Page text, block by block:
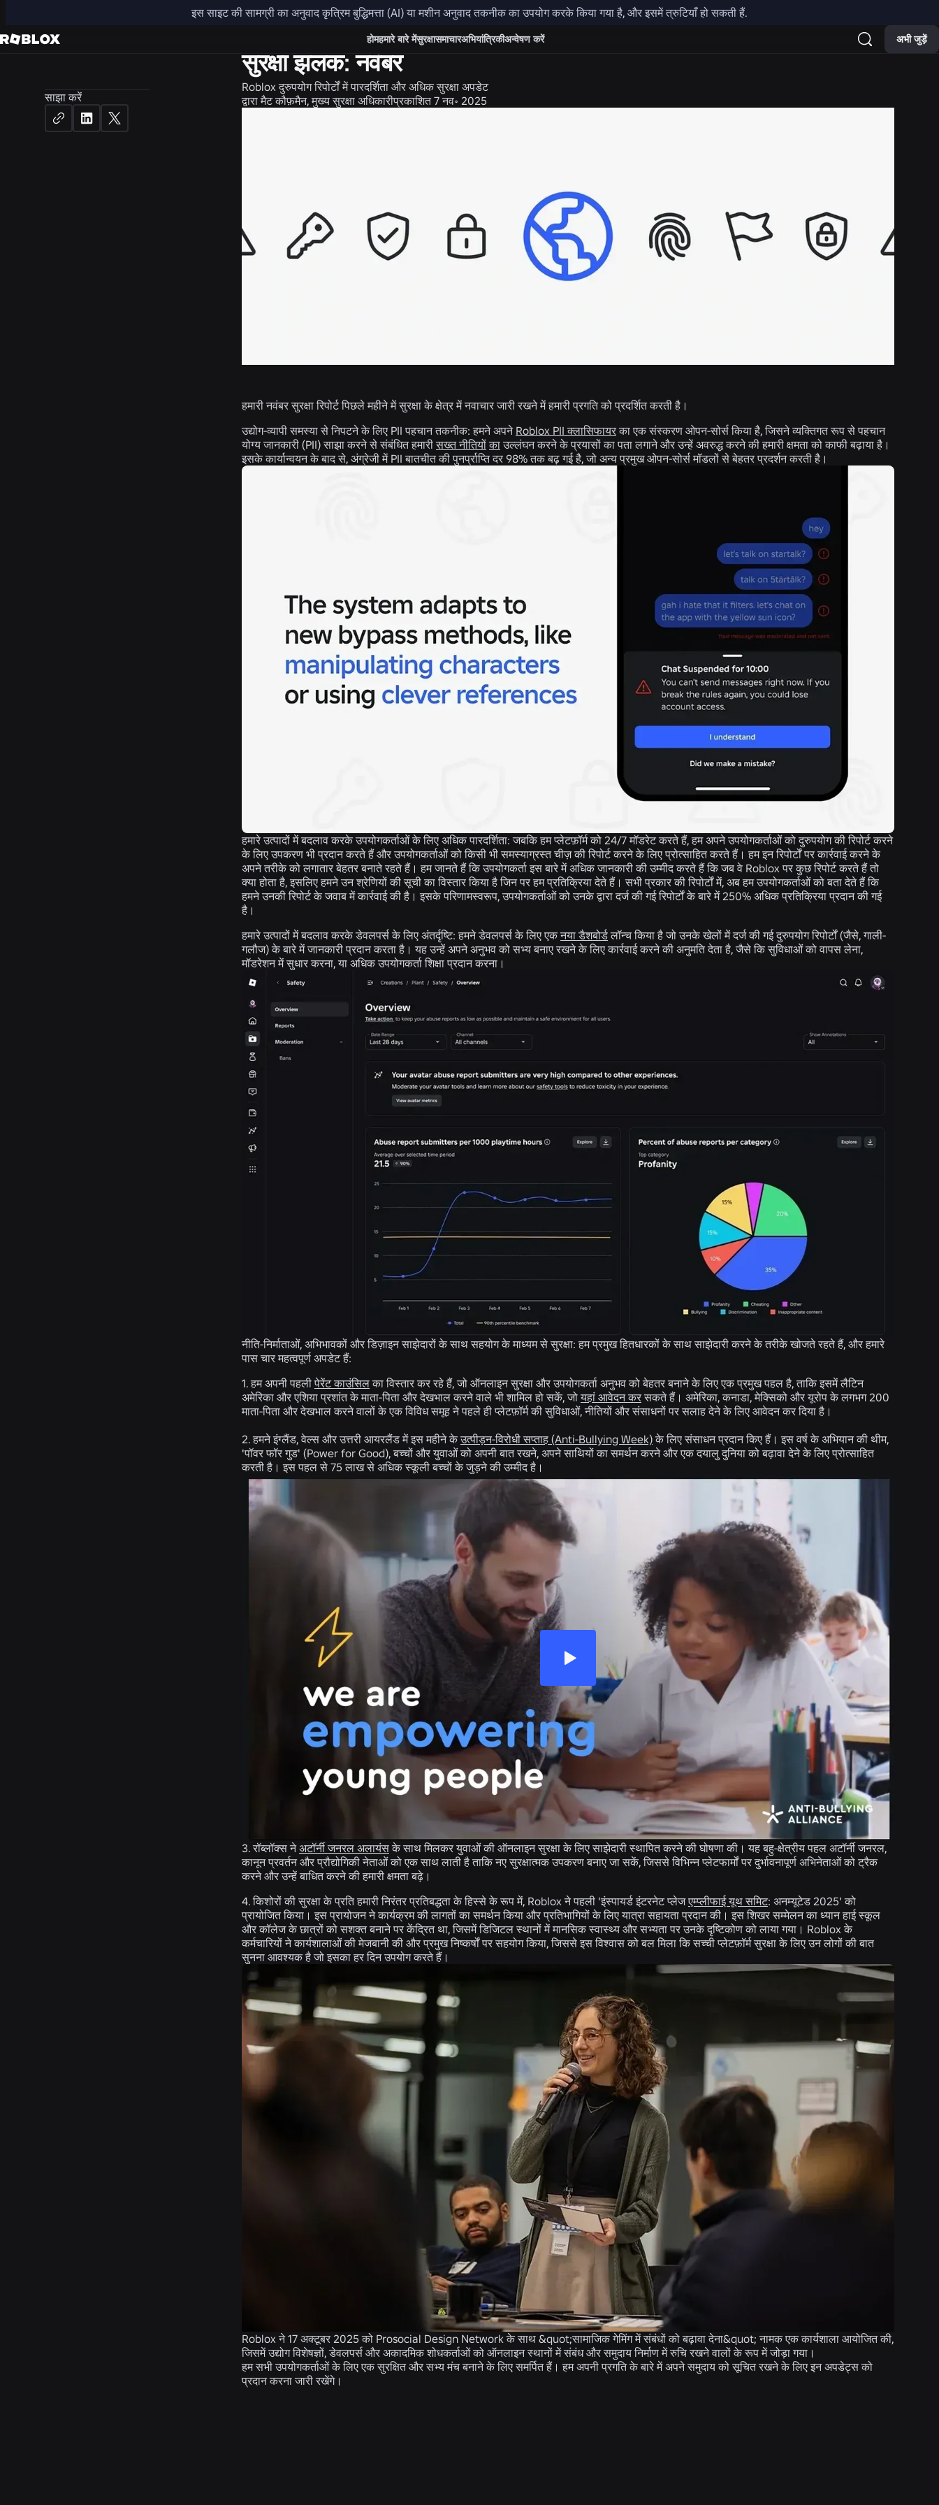
इस साइट की सामग्री का अनुवाद कृत्रिम बुद्धिमत्ता (AI) या मशीन अनुवाद तकनीक का उपयोग करके किया गया है, और इसमें त्रुटियाँ हो सकती हैं.
होमहमारे बारे मेंसुरक्षासमाचारअभियांत्रिकीअन्वेषण करें अभी जुड़ें
साझा करें
सुरक्षा + सभ्यता
सुरक्षा झलक: नवंबर
Roblox दुरुपयोग रिपोर्टों में पारदर्शिता और अधिक सुरक्षा अपडेट
द्वारा मैट कौफ़मैन, मुख्य सुरक्षा अधिकारीप्रकाशित 7 नव॰ 2025
हमारी नवंबर सुरक्षा रिपोर्ट पिछले महीने में सुरक्षा के क्षेत्र में नवाचार जारी रखने में हमारी प्रगति को प्रदर्शित करती है।
उद्योग-व्यापी समस्या से निपटने के लिए PII पहचान तकनीक:हमने अपने Roblox PII क्लासिफायरका एक संस्करण ओपन-सोर्स किया है, जिसने व्यक्तिगत रूप से पहचान
योग्य जानकारी (PII) साझा करने से संबंधित हमारीसख्त नीतियों काउल्लंघन करने के प्रयासों का पता लगाने और उन्हें अवरुद्ध करने की हमारी क्षमता को काफी बढ़ाया है।
इसके कार्यान्वयन के बाद से, अंग्रेजी में PII बातचीत की पुनर्प्राप्ति दर 98% तक बढ़ गई है, जो अन्य प्रमुख ओपन-सोर्स मॉडलों से बेहतर प्रदर्शन करती है।
हमारे उत्पादों में बदलाव करके उपयोगकर्ताओं के लिए अधिक पारदर्शिता:जबकि हम प्लेटफ़ॉर्म को 24/7 मॉडरेट करते हैं, हम अपने उपयोगकर्ताओं को दुरुपयोग की रिपोर्ट करने
के लिए उपकरण भी प्रदान करते हैं और उपयोगकर्ताओं को किसी भी समस्याग्रस्त चीज़ की रिपोर्ट करने के लिए प्रोत्साहित करते हैं। हम इन रिपोर्टों पर कार्रवाई करने के
अपने तरीके को लगातार बेहतर बनाते रहते हैं। हम जानते हैं कि उपयोगकर्ता इस बारे में अधिक जानकारी की उम्मीद करते हैं कि जब वे Roblox पर कुछ रिपोर्ट करते हैं तो
क्या होता है, इसलिए हमने उन श्रेणियों की सूची का विस्तार किया है जिन पर हम प्रतिक्रिया देते हैं। सभी प्रकार की रिपोर्टों में, अब हम उपयोगकर्ताओं को बता देते हैं कि
हमने उनकी रिपोर्ट के जवाब में कार्रवाई की है। इसके परिणामस्वरूप, उपयोगकर्ताओं को उनके द्वारा दर्ज की गई रिपोर्टों के बारे में 250% अधिक प्रतिक्रिया प्रदान की गई
है।
हमारे उत्पादों में बदलाव करके डेवलपर्स के लिए अंतर्दृष्टि: हमने डेवलपर्स के लिए एकनया डैशबोर्डलॉन्च किया है जो उनके खेलों में दर्ज की गई दुरुपयोग रिपोर्टों (जैसे, गाली-
गलौज) के बारे में जानकारी प्रदान करता है। यह उन्हें अपने अनुभव को सभ्य बनाए रखने के लिए कार्रवाई करने की अनुमति देता है, जैसे कि सुविधाओं को वापस लेना,
मॉडरेशन में सुधार करना, या अधिक उपयोगकर्ता शिक्षा प्रदान करना।
नीति-निर्माताओं, अभिभावकों और डिज़ाइन साझेदारों के साथ सहयोग के माध्यम से सुरक्षा: हम प्रमुख हितधारकों के साथ साझेदारी करने के तरीके खोजते रहते हैं, और हमारे
पास चार महत्वपूर्ण अपडेट हैं:
1. हम अपनी पहलीपेरेंट काउंसिलका विस्तार कर रहे हैं, जो ऑनलाइन सुरक्षा और उपयोगकर्ता अनुभव को बेहतर बनाने के लिए एक प्रमुख पहल है, ताकि इसमें लैटिन
अमेरिका और एशिया प्रशांत के माता-पिता और देखभाल करने वाले भी शामिल हो सकें, जोयहां आवेदन करसकते हैं। अमेरिका, कनाडा, मेक्सिको और यूरोप के लगभग 200
माता-पिता और देखभाल करने वालों के एक विविध समूह ने पहले ही प्लेटफ़ॉर्म की सुविधाओं, नीतियों और संसाधनों पर सलाह देने के लिए आवेदन कर दिया है।
2. हमने इंग्लैंड, वेल्स और उत्तरी आयरलैंड में इस महीने केउत्पीड़न-विरोधी सप्ताह (Anti-Bullying Week)के लिए संसाधन प्रदान किए हैं। इस वर्ष के अभियान की थीम,
'पॉवर फॉर गुड' (Power for Good), बच्चों और युवाओं को अपनी बात रखने, अपने साथियों का समर्थन करने और एक दयालु दुनिया को बढ़ावा देने के लिए प्रोत्साहित
करती है। इस पहल से 75 लाख से अधिक स्कूली बच्चों के जुड़ने की उम्मीद है।
3. रॉब्लॉक्स नेअटॉर्नी जनरल अलायंसके साथ मिलकर युवाओं की ऑनलाइन सुरक्षा के लिए साझेदारी स्थापित करने की घोषणा की। यह बहु-क्षेत्रीय पहल अटॉर्नी जनरल,
कानून प्रवर्तन और प्रौद्योगिकी नेताओं को एक साथ लाती है ताकि नए सुरक्षात्मक उपकरण बनाए जा सकें, जिससे विभिन्न प्लेटफार्मों पर दुर्भावनापूर्ण अभिनेताओं को ट्रैक
करने और उन्हें बाधित करने की हमारी क्षमता बढ़े।
4. किशोरों की सुरक्षा के प्रति हमारी निरंतर प्रतिबद्धता के हिस्से के रूप में, Roblox ने पहली 'इंस्पायर्ड इंटरनेट प्लेजएम्प्लीफाई यूथ समिट: अनम्यूटेड 2025' को
प्रायोजित किया। इस प्रायोजन ने कार्यक्रम की लागतों का समर्थन किया और प्रतिभागियों के लिए यात्रा सहायता प्रदान की। इस शिखर सम्मेलन का ध्यान हाई स्कूल
और कॉलेज के छात्रों को सशक्त बनाने पर केंद्रित था, जिसमें डिजिटल स्थानों में मानसिक स्वास्थ्य और सभ्यता पर उनके दृष्टिकोण को लाया गया। Roblox के
कर्मचारियों ने कार्यशालाओं की मेजबानी की और प्रमुख निष्कर्षों पर सहयोग किया, जिससे इस विश्वास को बल मिला कि सच्ची प्लेटफ़ॉर्म सुरक्षा के लिए उन लोगों की बात
सुनना आवश्यक है जो इसका हर दिन उपयोग करते हैं।
Roblox ने 17 अक्टूबर 2025 को Prosocial Design Network के साथ &quot;सामाजिक गेमिंग में संबंधों को बढ़ावा देना&quot; नामक एक कार्यशाला आयोजित की,
जिसमें उद्योग विशेषज्ञों, डेवलपर्स और अकादमिक शोधकर्ताओं को ऑनलाइन स्थानों में संबंध और समुदाय निर्माण में रुचि रखने वालों के रूप में जोड़ा गया।
हम सभी उपयोगकर्ताओं के लिए एक सुरक्षित और सभ्य मंच बनाने के लिए समर्पित हैं। हम अपनी प्रगति के बारे में अपने समुदाय को सूचित रखने के लिए इन अपडेट्स को
प्रदान करना जारी रखेंगे।